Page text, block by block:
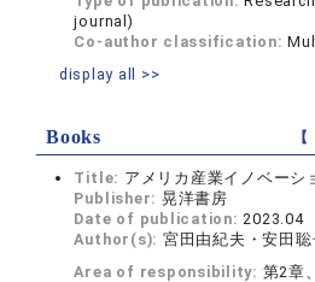
journal)
Co-author classification:
display all >>
Books
Title: アメリカ産業イノベーシ
Publisher: 晃洋書房
Date of publication:2023.04
Author(s): 宮田由紀夫・安田聡
Area of responsibility: 第2章